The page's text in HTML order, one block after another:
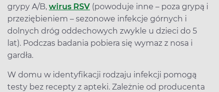
grypy A/B, wirus RSV (powoduje inne – poza grypą i
przeziębieniem – sezonowe infekcje górnych i
dolnych dróg oddechowych zwykle u dzieci do 5
lat). Podczas badania pobiera się wymaz z nosa i
gardła.
W domu w identyfikacji rodzaju infekcji pomogą
testy bez recepty z apteki. Zależnie od producenta